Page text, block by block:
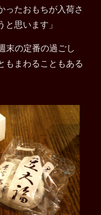
ったおもちが入荷さ
思います」
末の定番の過ごし
もまわることもある